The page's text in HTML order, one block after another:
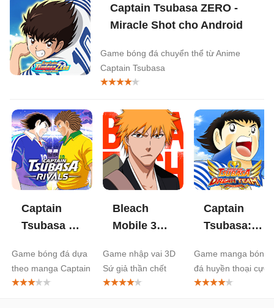
Captain Tsubasa ZERO -
Miracle Shot cho Android
Game bóng đá chuyển thể từ Anime
Captain Tsubasa
Captain
Tsubasa -
cho
Android
Game bóng đá dựa
theo manga Captain
Tsubasa mới vui
Bleach
Mobile 3D
Android
Game nhập vai 3D
Sứ giả thần chết
Captain
Tsubasa:
Team cho
Android
Game manga bóng
đá huyền thoại cực
hot cho mobile